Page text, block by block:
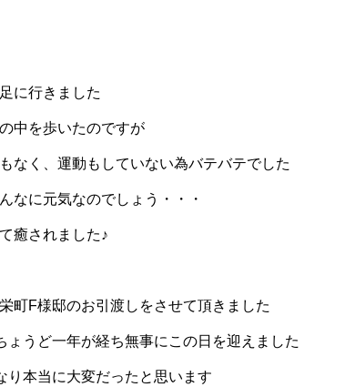
に行きました
中を歩いたのですが
なく、運動もしていない為バテバテでした
なに元気なのでしょう・・・
癒されました♪
町F様邸のお引渡しをさせて頂きました
ょうど一年が経ち無事にこの日を迎えました
り本当に大変だったと思います